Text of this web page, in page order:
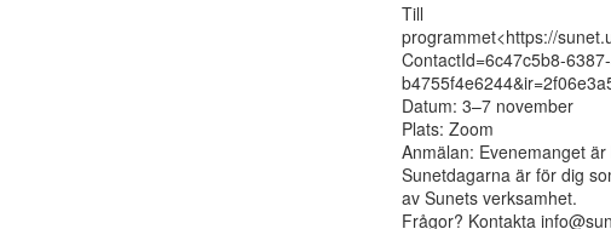
Till
programmet<https://
ContactId=6c47c5b8-
Datum: 3–7 november
Plats: Zoom
Anmälan: Evenemanget
Sunetdagarna är för dig
av Sunets verksamhet.
Frågor? Kontakta